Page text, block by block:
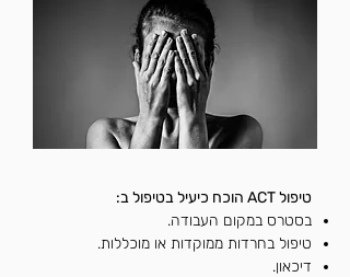
טיפול ACT הוכח כיעיל בטיפול ב:
בסטרס במקום העבודה.
טיפול בחרדות ממוקדות או מוכללות.
דיכאון.